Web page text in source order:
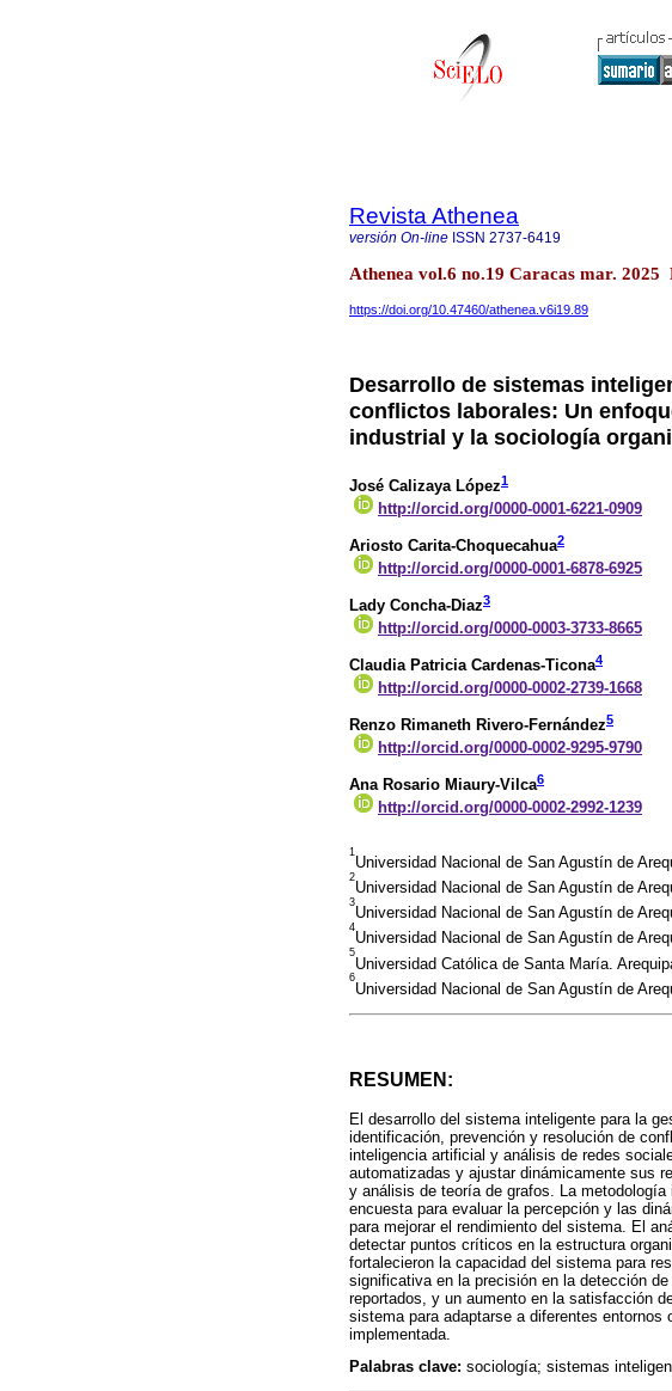
Revista Athenea
versión On-line ISSN 2737-6419
Athenea vol.6 no.19 Caracas mar. 2025
https://doi.org/10.47460/athenea.v6i19.89
Desarrollo de sistemas
conflictos laborales: Un
industrial y la sociología
José Calizaya López1
http://orcid.org/0000-0001-6221-0909
Ariosto Carita-Choquecahua2
http://orcid.org/0000-0001-6878-6925
Lady Concha-Diaz3
http://orcid.org/0000-0003-3733-8665
Claudia Patricia Cardenas-Ticona4
http://orcid.org/0000-0002-2739-1668
Renzo Rimaneth Rivero-Fernández5
http://orcid.org/0000-0002-9295-9790
Ana Rosario Miaury-Vilca6
http://orcid.org/0000-0002-2992-1239
1
Universidad Nacional de San Agustín de
2
Universidad Nacional de San Agustín de
3
Universidad Nacional de San Agustín de
4
Universidad Nacional de San Agustín de
5
Universidad Católica de Santa María.
6
Universidad Nacional de San Agustín de
RESUMEN:
El desarrollo del sistema inteligente para la
identificación, prevención y resolución de
inteligencia artificial y análisis de redes
automatizadas y ajustar dinámicamente sus
y análisis de teoría de grafos. La
encuesta para evaluar la percepción y las
para mejorar el rendimiento del sistema. El
detectar puntos críticos en la estructura
fortalecieron la capacidad del sistema para
significativa en la precisión en la detección
reportados, y un aumento en la satisfacción
sistema para adaptarse a diferentes
implementada.
Palabras clave: sociología; sistemas